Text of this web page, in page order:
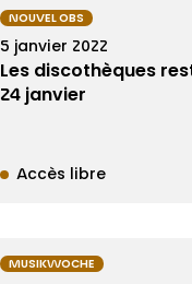
NOUVEL OBS
5 janvier 2022
Les discothèques
24 janvier
Accès libre
MUSIKWOCHE